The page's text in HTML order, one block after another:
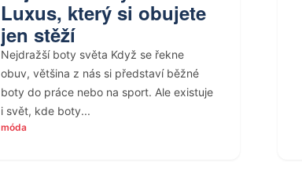
Luxus, který si obujete
jen stěží
Nejdražší boty světa Když se řekne
obuv, většina z nás si představí běžné
boty do práce nebo na sport. Ale existuje
i svět, kde boty...
móda